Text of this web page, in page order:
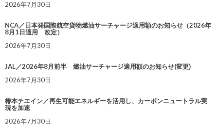
2026年7月30日
NCA／日本発国際航空貨物燃油サーチャージ適用額のお知らせ（2026年
8月1日適用 改定）
2026年7月30日
JAL／2026年8月前半 燃油サーチャージ適用額のお知らせ(変更)
2026年7月30日
椿本チエイン／再生可能エネルギーを活用し、カーボンニュートラル実
現を加速
2026年7月30日